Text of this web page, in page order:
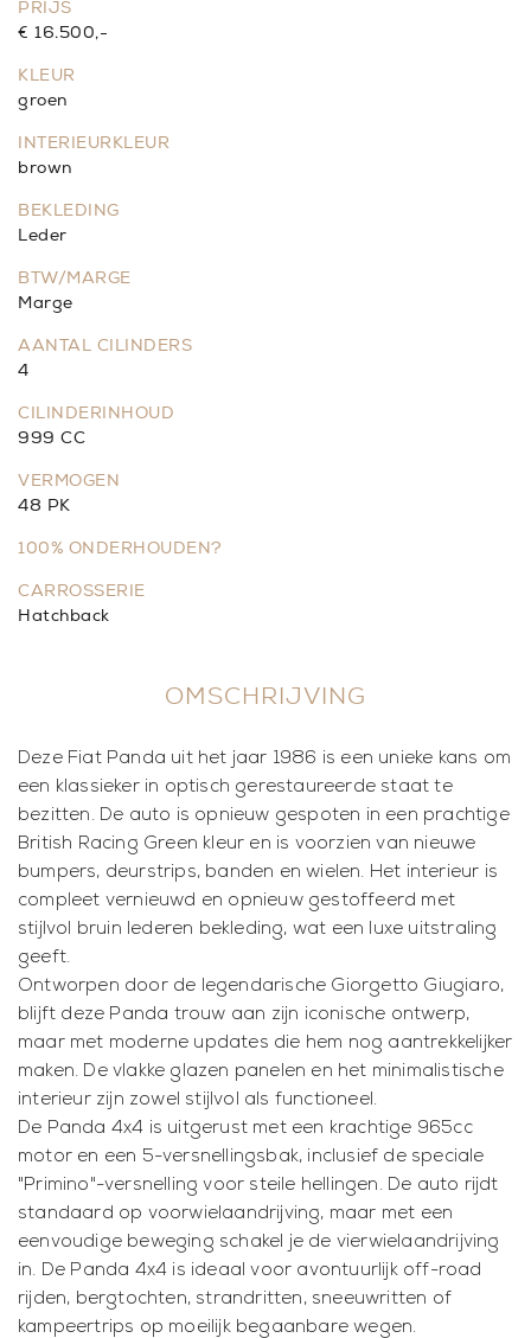
PRIJS
€ 16.500,-
KLEUR
groen
INTERIEURKLEUR
brown
BEKLEDING
Leder
BTW/MARGE
Marge
AANTAL CILINDERS
4
CILINDERINHOUD
999 CC
VERMOGEN
48 PK
100% ONDERHOUDEN?
CARROSSERIE
Hatchback
OMSCHRIJVING
Deze Fiat Panda uit het jaar 1986 is een unieke kans om
een klassieker in optisch gerestaureerde staat te
bezitten. De auto is opnieuw gespoten in een prachtige
British Racing Green kleur en is voorzien van nieuwe
bumpers, deurstrips, banden en wielen. Het interieur is
compleet vernieuwd en opnieuw gestoffeerd met
stijlvol bruin lederen bekleding, wat een luxe uitstraling
geeft.
Ontworpen door de legendarische Giorgetto Giugiaro,
blijft deze Panda trouw aan zijn iconische ontwerp,
maar met moderne updates die hem nog aantrekkelijker
maken. De vlakke glazen panelen en het minimalistische
interieur zijn zowel stijlvol als functioneel.
De Panda 4x4 is uitgerust met een krachtige 965cc
motor en een 5-versnellingsbak, inclusief de speciale
"Primino"-versnelling voor steile hellingen. De auto rijdt
standaard op voorwielaandrijving, maar met een
eenvoudige beweging schakel je de vierwielaandrijving
in. De Panda 4x4 is ideaal voor avontuurlijk off-road
rijden, bergtochten, strandritten, sneeuwritten of
kampeertrips op moeilijk begaanbare wegen.